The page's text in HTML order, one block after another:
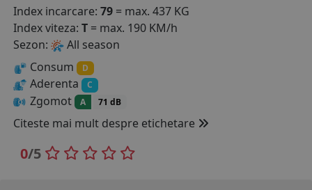
Index incarcare: 79 = max. 437 KG
Index viteza: T = max. 190 KM/h
Sezon:
All season
Consum
D
Aderenta C
Zgomot A 71 dB
Citeste mai mult despre etichetare
0/5